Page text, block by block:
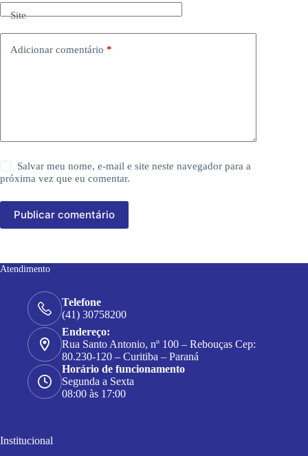
Site
Adicionar comentário *
Salvar meu nome, e-mail e site neste navegador para a
próxima vez que eu comentar.
Publicar comentário
Atendimento
Telefone
(41) 30758200
Endereço:
Rua Santo Antonio, nº 100 – Rebouças Cep:
80.230-120 – Curitiba – Paraná
Horário de funcionamento
Segunda a Sexta
08:00 às 17:00
Institucional